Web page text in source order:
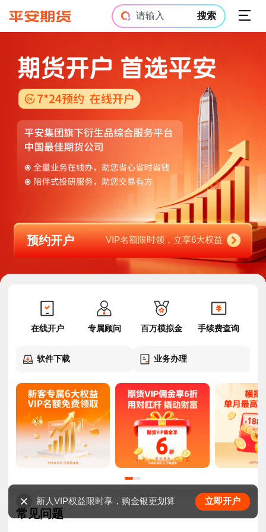
请输入 搜索
预约开户 VIP名额限时领，立享6大权益
在线开户 专属顾问 百万模拟金 手续费查询
软件下载 业务办理
常见问题
新人VIP权益限时享，购金银更划算 立即开户